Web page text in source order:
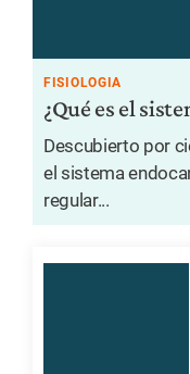
FISIOLOGIA
¿Qué es el
Descubierto por
el sistema
regular...